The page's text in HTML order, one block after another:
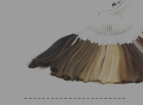
-----------------------